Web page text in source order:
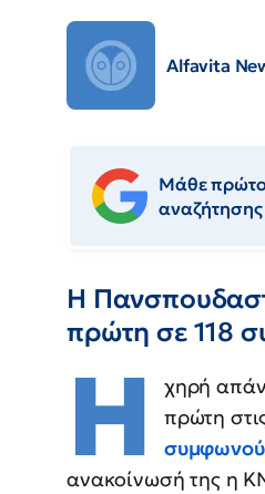
Alfavita
Μάθε
αναζήτησης
Η
πρώτη σε 118
Η
χηρή
πρώτη
ανακοίνωσή της η